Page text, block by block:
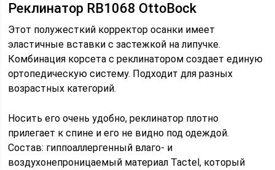
Реклинатор RB1068 OttoBock
Этот полужесткий корректор осанки имеет
эластичные вставки с застежкой на липучке.
Комбинация корсета с реклинатором создает единую
ортопедическую систему. Подходит для разных
возрастных категорий.
Носить его очень удобно, реклинатор плотно
прилегает к спине и его не видно под одеждой.
Состав: гиппоаллергенный влаго- и
воздухонепроницаемый материал Tactel, который